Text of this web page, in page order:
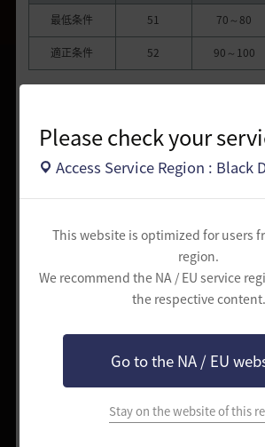
Please check your
Access Service Region : Black
This website is optimized for users
region.
We recommend the NA / EU service
the respective content.
Go to the NA / EU
Stay on the website of this
最低条件 51 70～80
適正条件 52 90～100
乱暴な放浪盗賊ジャイアント兵と放浪盗賊元素
放浪盗賊元素術師は早く倒した方がよく、放浪盗
ダウン系のスキルなどを利用した後、本格的な攻
す。
駐屯地の奥深いところにモンスターの密集度が高
その場所を起点に狩りをしていくと、より良い効
なお、低確率でドロップする「剣闘士シュルツの
シルバーの収益をあげるにも良いアイテムです。